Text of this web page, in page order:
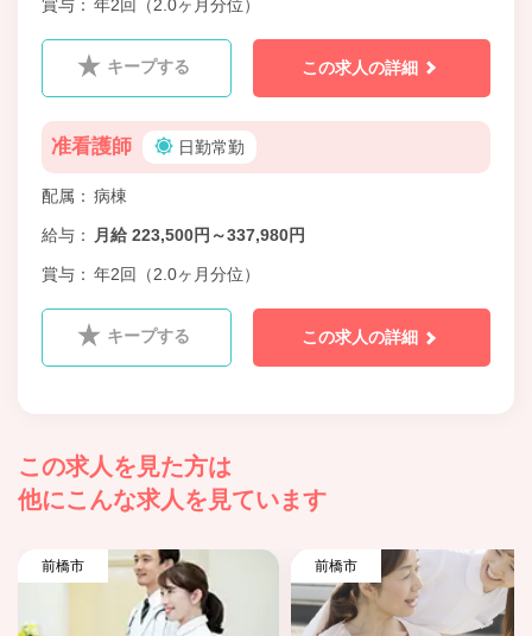
賞与 年2回（2.0ヶ月分位）
キープする この求人の詳細
准看護師 日勤常勤
配属 病棟
給与 月給 223,500円～337,980円
賞与 年2回（2.0ヶ月分位）
キープする この求人の詳細
この求人を見た方は
他にこんな求人を見ています
前橋市 前橋市